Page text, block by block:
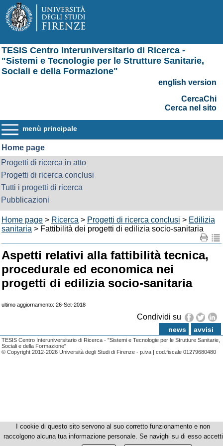
TESIS Centro Interuniversitario di Ricerca -
"Sistemi e Tecnologie per le Strutture Sanitarie,
Sociali e della Formazione"
english version
CercaChi
Cerca nel sito
menù principale
Home page
Progetti di ricerca in atto
Progetti di ricerca conclusi
Tutti i progetti di ricerca
Pubblicazioni
Home page > Ricerca > Progetti di ricerca conclusi > Edilizia
sanitaria > Fattibilità dei progetti di edilizia socio-sanitaria
Aspetti relativi alla fattibilità tecnica,
procedurale ed economica nei
progetti di edilizia socio-sanitaria
ultimo aggiornamento: 26-Set-2018
Condividi su
news avvisi
TESIS Centro Interuniversitario di Ricerca - "Sistemi e Tecnologie per le Strutture Sanitarie,
Sociali e della Formazione"
© Copyright 2012-2026 Università degli Studi di Firenze - p.iva | cod.fiscale 01279680480
I cookie di questo sito servono al suo corretto funzionamento e non
raccolgono alcuna tua informazione personale. Se navighi su di esso accetti